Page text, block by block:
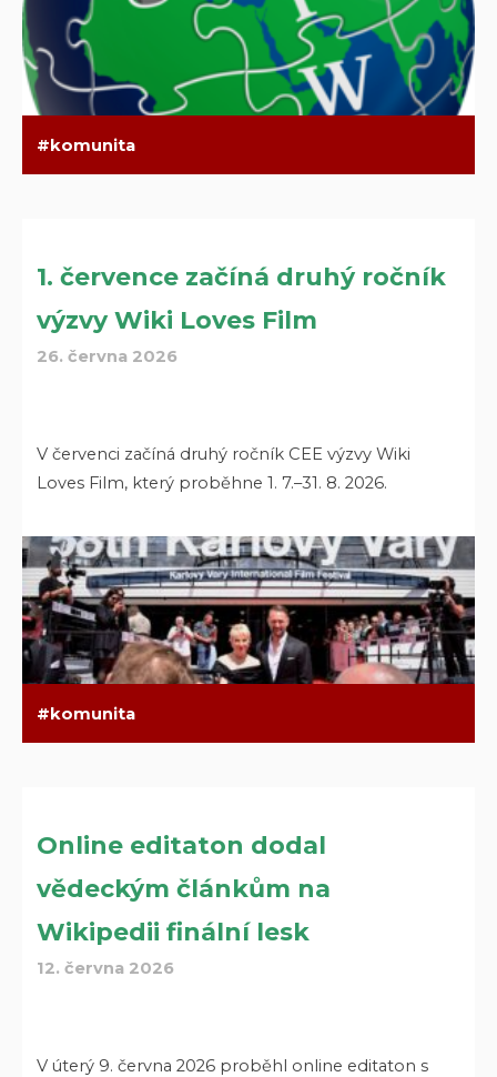
komunita
1. července začíná druhý ročník
výzvy Wiki Loves Film
26. června 2026
V červenci začíná druhý ročník CEE výzvy Wiki
Loves Film, který proběhne 1. 7.–31. 8. 2026.
komunita
Online editaton dodal
vědeckým článkům na
Wikipedii finální lesk
12. června 2026
V úterý 9. června 2026 proběhl online editaton s